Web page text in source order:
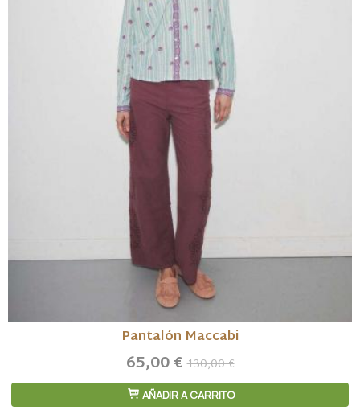
Pantalón Maccabi
65,00 €130,00 €
AÑADIR A CARRITO